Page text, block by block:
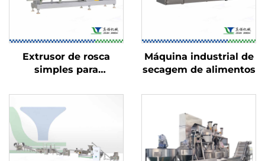
Extrusor de rosca
simples para
Máquina industrial de
secagem de alimentos